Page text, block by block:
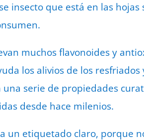
insecto que está en las
muchos flavonoides y
los alivios de los
serie de propiedades
desde hace milenios.
un etiquetado claro, porque